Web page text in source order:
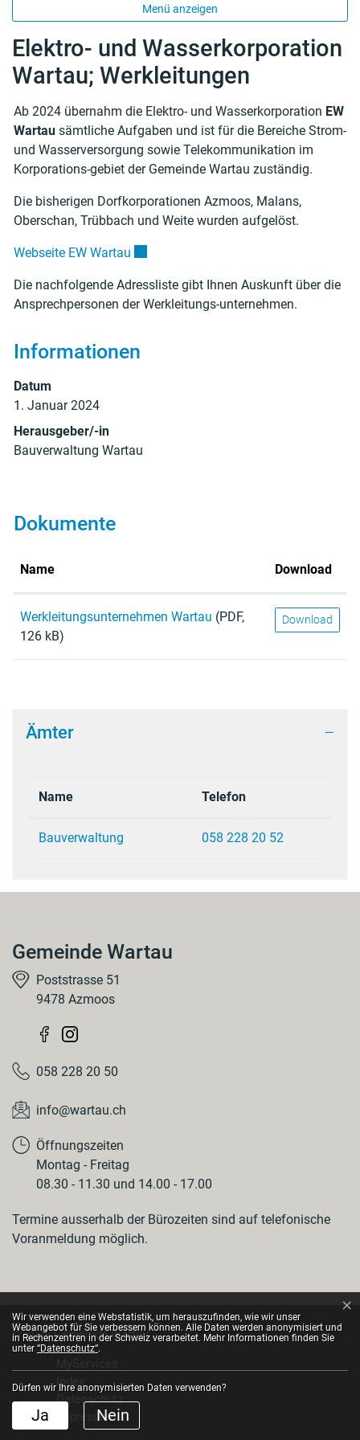
Menü anzeigen
Elektro- und Wasserkorporation
Wartau; Werkleitungen
Ab 2024 übernahm die Elektro- und Wasserkorporation EW
Wartau sämtliche Aufgaben und ist für die Bereiche Strom-
und Wasserversorgung sowie Telekommunikation im
Korporations-gebiet der Gemeinde Wartau zuständig.
Die bisherigen Dorfkorporationen Azmoos, Malans,
Oberschan, Trübbach und Weite wurden aufgelöst.
Webseite EW Wartau
Die nachfolgende Adressliste gibt Ihnen Auskunft über die
Ansprechpersonen der Werkleitungs-unternehmen.
Informationen
Datum
1. Januar 2024
Herausgeber/-in
Bauverwaltung Wartau
Dokumente
Name Download
Werkleitungsunternehmen Wartau (PDF,
126 kB)
Download
Zugehörige Objekte
Ämter
Name Telefon
Bauverwaltung 058 228 20 52
Gemeinde Wartau
Poststrasse 51
9478 Azmoos
058 228 20 50
info@wartau.ch
Öffnungszeiten
Montag - Freitag
08.30 - 11.30 und 14.00 - 17.00
Termine ausserhalb der Bürozeiten sind auf telefonische
Voranmeldung möglich.
© 2026 Gemeinde Wartau
Toolbar
Index
Datenschutz
Impressum
Webstatistik
Wir verwenden eine Webstatistik, um herauszufinden, wie wir unser
Webangebot für Sie verbessern können. Alle Daten werden anonymisiert und
in Rechenzentren in der Schweiz verarbeitet. Mehr Informationen finden Sie
unter“Datenschutz“.
Dürfen wir Ihre anonymisierten Daten verwenden?
Ja Nein
×